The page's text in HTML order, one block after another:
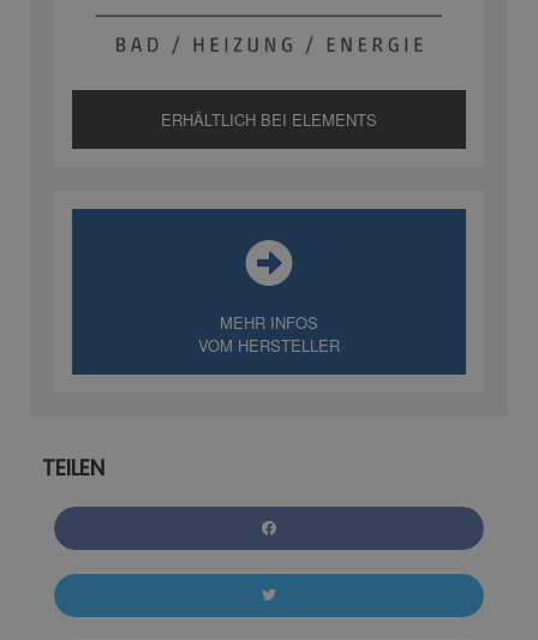
ERHÄLTLICH BEI ELEMENTS
MEHR INFOS
VOM HERSTELLER
TEILEN